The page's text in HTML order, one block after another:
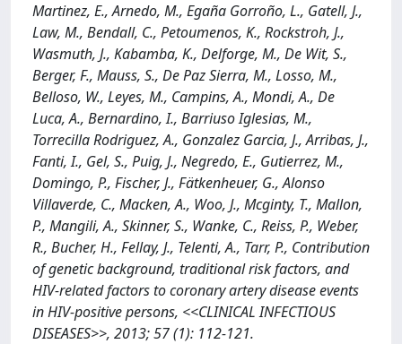
Martinez, E., Arnedo, M., Egaña Gorroño, L., Gatell, J.,
Law, M., Bendall, C., Petoumenos, K., Rockstroh, J.,
Wasmuth, J., Kabamba, K., Delforge, M., De Wit, S.,
Berger, F., Mauss, S., De Paz Sierra, M., Losso, M.,
Belloso, W., Leyes, M., Campins, A., Mondi, A., De
Luca, A., Bernardino, I., Barriuso Iglesias, M.,
Torrecilla Rodriguez, A., Gonzalez Garcia, J., Arribas, J.,
Fanti, I., Gel, S., Puig, J., Negredo, E., Gutierrez, M.,
Domingo, P., Fischer, J., Fätkenheuer, G., Alonso
Villaverde, C., Macken, A., Woo, J., Mcginty, T., Mallon,
P., Mangili, A., Skinner, S., Wanke, C., Reiss, P., Weber,
R., Bucher, H., Fellay, J., Telenti, A., Tarr, P., Contribution
of genetic background, traditional risk factors, and
HIV-related factors to coronary artery disease events
in HIV-positive persons, <<CLINICAL INFECTIOUS
DISEASES>>, 2013; 57 (1): 112-121.